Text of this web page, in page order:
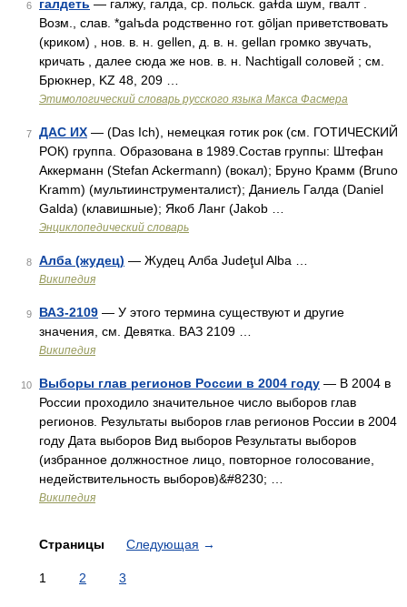
6 галдеть — галжу, галда, ср. польск. gaɫda шум, гвалт .
Возм., слав. *galъda родственно гот. gōljan приветствовать
(криком) , нов. в. н. gellen, д. в. н. gellan громко звучать,
кричать , далее сюда же нов. в. н. Nachtigall соловей ; см.
Брюкнер, KZ 48, 209 …
Этимологический словарь русского языка Макса Фасмера
7 ДАС ИХ — (Das Ich), немецкая готик рок (см. ГОТИЧЕСКИЙ
РОК) группа. Образована в 1989.Состав группы: Штефан
Аккерманн (Stefan Ackermann) (вокал); Бруно Крамм (Bruno
Kramm) (мультиинструменталист); Даниель Галда (Daniel
Galda) (клавишные); Якоб Ланг (Jakob …
Энциклопедический словарь
8 Алба (жудец) — Жудец Алба Judeţul Alba …
Википедия
9 ВАЗ-2109 — У этого термина существуют и другие
значения, см. Девятка. ВАЗ 2109 …
Википедия
10 Выборы глав регионов России в 2004 году — В 2004 в
России проходило значительное число выборов глав
регионов. Результаты выборов глав регионов России в 2004
году Дата выборов Вид выборов Результаты выборов
(избранное должностное лицо, повторное голосование,
недействительность выборов)&#8230; …
Википедия
Страницы Следующая →
1 2 3